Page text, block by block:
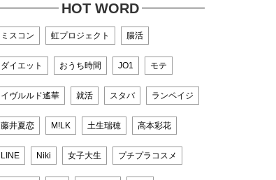
HOT WORD
ミスコン 虹プロジェクト 腸活
ダイエット おうち時間 JO1 モテ
イヴルルド遙華 就活 スタバ ランペイジ
藤井夏恋 M!LK 土生瑞穂 高本彩花
LINE Niki 女子大生 プチプラコスメ